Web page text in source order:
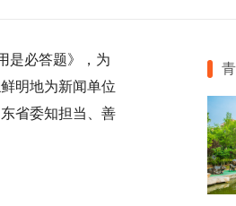
是必答题》，为
明地为新闻单位
省委知担当、善